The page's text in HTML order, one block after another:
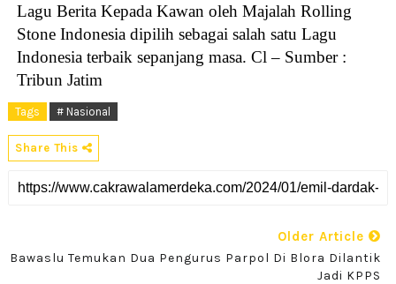
Lagu Berita Kepada Kawan oleh Majalah Rolling
Stone Indonesia dipilih sebagai salah satu Lagu
Indonesia terbaik sepanjang masa. Cl – Sumber :
Tribun Jatim
Tags # Nasional
Share This
Older Article
Bawaslu Temukan Dua Pengurus Parpol Di Blora Dilantik
Jadi KPPS